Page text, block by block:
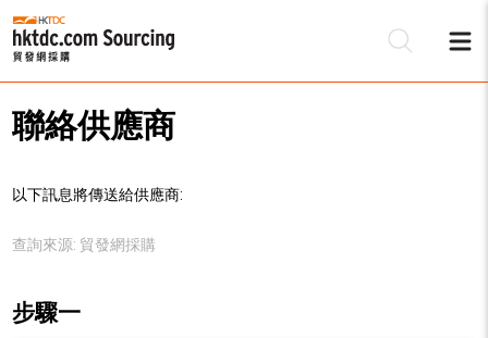
聯絡供應商
以下訊息將傳送給供應商:
查詢來源: 貿發網採購
步驟一